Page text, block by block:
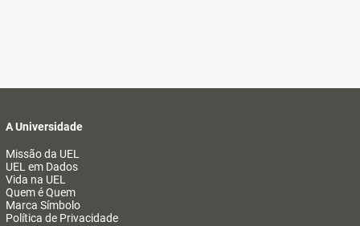
A Universidade
Missão da UEL
UEL em Dados
Vida na UEL
Quem é Quem
Marca Símbolo
Política de Privacidade